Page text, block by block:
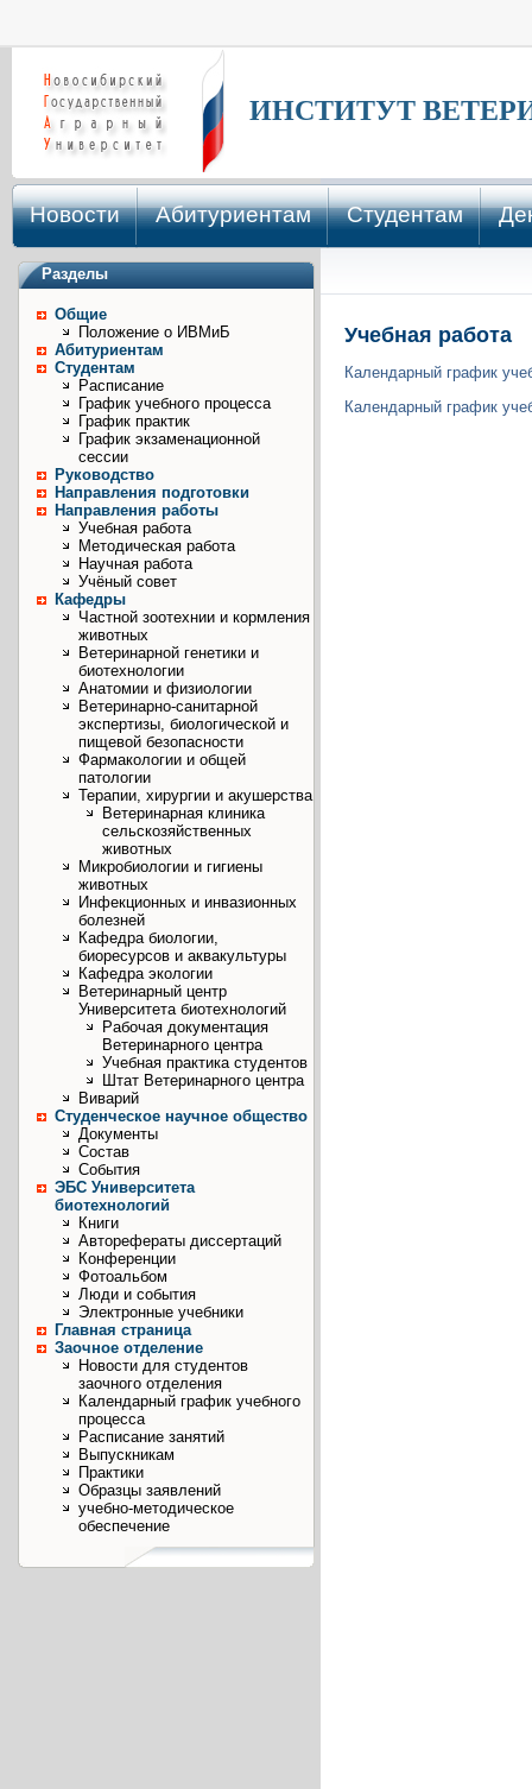
Новости Абитуриентам Студентам
ИНСТИТУТ
Разделы
Общие
Положение о ИВМиБ
Абитуриентам
Студентам
Расписание
График учебного процесса
График практик
График экзаменационной
сессии
Руководство
Направления подготовки
Направления работы
Учебная работа
Методическая работа
Научная работа
Учёный совет
Кафедры
Частной зоотехнии и кормления
животных
Ветеринарной генетики и
биотехнологии
Анатомии и физиологии
Ветеринарно-санитарной
экспертизы, биологической и
пищевой безопасности
Фармакологии и общей
патологии
Терапии, хирургии и акушерства
Ветеринарная клиника
сельскозяйственных
животных
Микробиологии и гигиены
животных
Инфекционных и инвазионных
болезней
Кафедра биологии,
биоресурсов и аквакультуры
Кафедра экологии
Ветеринарный центр
Университета биотехнологий
Рабочая документация
Ветеринарного центра
Учебная практика студентов
Штат Ветеринарного центра
Виварий
Студенческое научное общество
Документы
Состав
События
ЭБС Университета
биотехнологий
Книги
Авторефераты диссертаций
Конференции
Фотоальбом
Люди и события
Электронные учебники
Главная страница
Заочное отделение
Новости для студентов
заочного отделения
Календарный график учебного
процесса
Расписание занятий
Выпускникам
Практики
Образцы заявлений
учебно-методическое
обеспечение
Учебная работа
Календарный график
Календарный график